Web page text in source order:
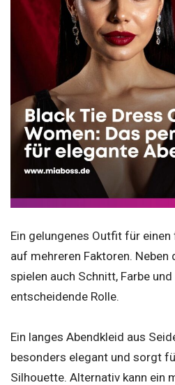
Ein gelungenes Outfit für
auf mehreren Faktoren. Neben
spielen auch Schnitt, Farbe
entscheidende Rolle.
Ein langes Abendkleid aus
besonders elegant und sorgt
Silhouette. Alternativ kann ein